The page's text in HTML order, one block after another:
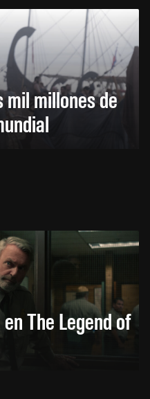
mil millones de
The Legend of